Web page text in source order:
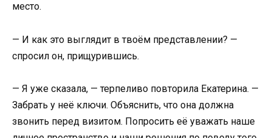
место.
— И как это выглядит в твоём представлении? —
спросил он, прищурившись.
— Я уже сказала, — терпеливо повторила Екатерина. —
Забрать у неё ключи. Объяснить, что она должна
звонить перед визитом. Попросить её уважать наше